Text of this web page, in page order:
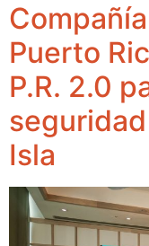
Puerto
P.R. 2.0
Isla